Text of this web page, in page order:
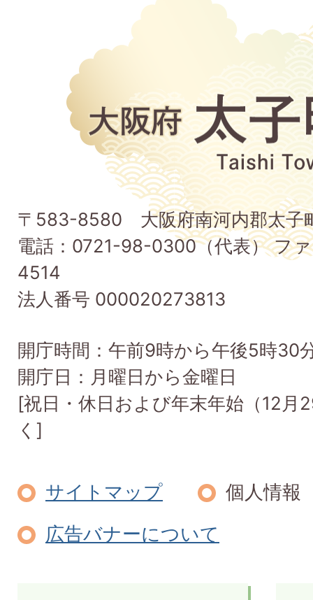
町
Taishi
Town
〒583-8580 大阪府南河内郡太子
電話：0721-98-0300（代表） フ
4514
法人番号 000020273813
開庁時間：午前9時から午後5時30
開庁日：月曜日から金曜日
[祝日・休日および年末年始（12月
く]
サイトマップ
個人情報
広告バナーについて